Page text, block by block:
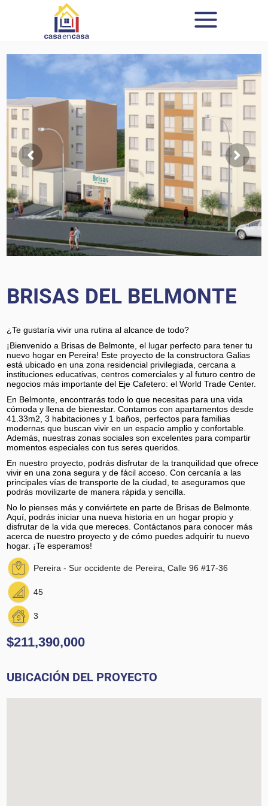
BRISAS DEL BELMONTE
¿Te gustaría vivir una rutina al alcance de todo?
¡Bienvenido a Brisas de Belmonte, el lugar perfecto para tener tu
nuevo hogar en Pereira! Este proyecto de la constructora Galias
está ubicado en una zona residencial privilegiada, cercana a
instituciones educativas, centros comerciales y al futuro centro de
negocios más importante del Eje Cafetero: el World Trade Center.
En Belmonte, encontrarás todo lo que necesitas para una vida
cómoda y llena de bienestar. Contamos con apartamentos desde
41.33m2, 3 habitaciones y 1 baños, perfectos para familias
modernas que buscan vivir en un espacio amplio y confortable.
Además, nuestras zonas sociales son excelentes para compartir
momentos especiales con tus seres queridos.
En nuestro proyecto, podrás disfrutar de la tranquilidad que ofrece
vivir en una zona segura y de fácil acceso. Con cercanía a las
principales vías de transporte de la ciudad, te aseguramos que
podrás movilizarte de manera rápida y sencilla.
No lo pienses más y conviértete en parte de Brisas de Belmonte.
Aquí, podrás iniciar una nueva historia en un hogar propio y
disfrutar de la vida que mereces. Contáctanos para conocer más
acerca de nuestro proyecto y de cómo puedes adquirir tu nuevo
hogar. ¡Te esperamos!
Pereira - Sur occidente de Pereira, Calle 96 #17-36
45
3
$211,390,000
UBICACIÓN DEL PROYECTO